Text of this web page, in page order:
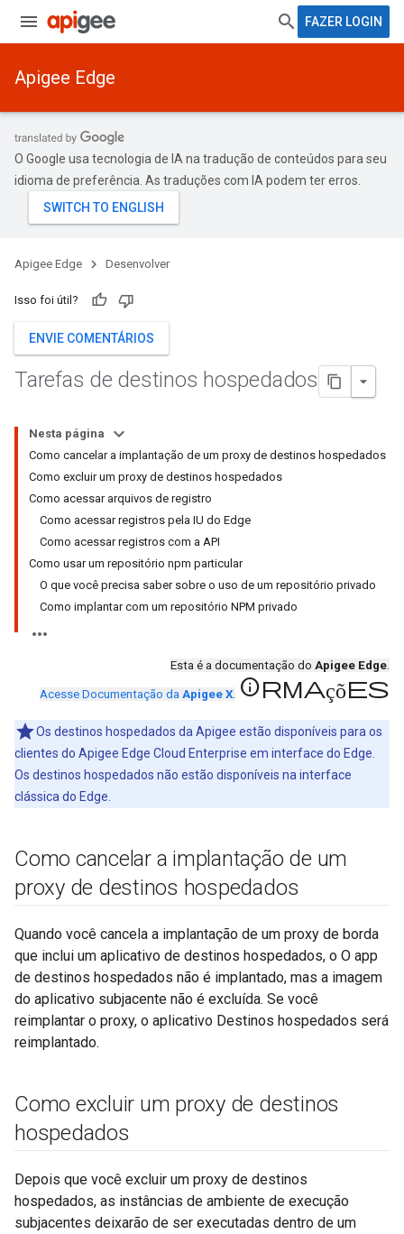
FAZER LOGIN
Apigee Edge
O Google usa tecnologia de IA na tradução de conteúdos para seu
idioma de preferência. As traduções com IA podem ter erros.
Apigee Edge Desenvolver
Isso foi útil?
ENVIE COMENTÁRIOS
Tarefas de destinos hospedados
Nesta página
Como cancelar a implantação de um proxy de destinos hospedados
Como excluir um proxy de destinos hospedados
Como acessar arquivos de registro
Como acessar registros pela IU do Edge
Como acessar registros com a API
Como usar um repositório npm particular
O que você precisa saber sobre o uso de um repositório privado
Como implantar com um repositório NPM privado
Esta é a documentação do Apigee Edge.
Acesse Documentação da Apigee X. informações
Os destinos hospedados da Apigee estão disponíveis para os
clientes do Apigee Edge Cloud Enterprise em interface do Edge.
Os destinos hospedados não estão disponíveis na interface
clássica do Edge.
Como cancelar a implantação de um
proxy de destinos hospedados
Quando você cancela a implantação de um proxy de borda
que inclui um aplicativo de destinos hospedados, o O app
de destinos hospedados não é implantado, mas a imagem
do aplicativo subjacente não é excluída. Se você
reimplantar o proxy, o aplicativo Destinos hospedados será
reimplantado.
Como excluir um proxy de destinos
hospedados
Depois que você excluir um proxy de destinos
hospedados, as instâncias de ambiente de execução
subjacentes deixarão de ser executadas dentro de um